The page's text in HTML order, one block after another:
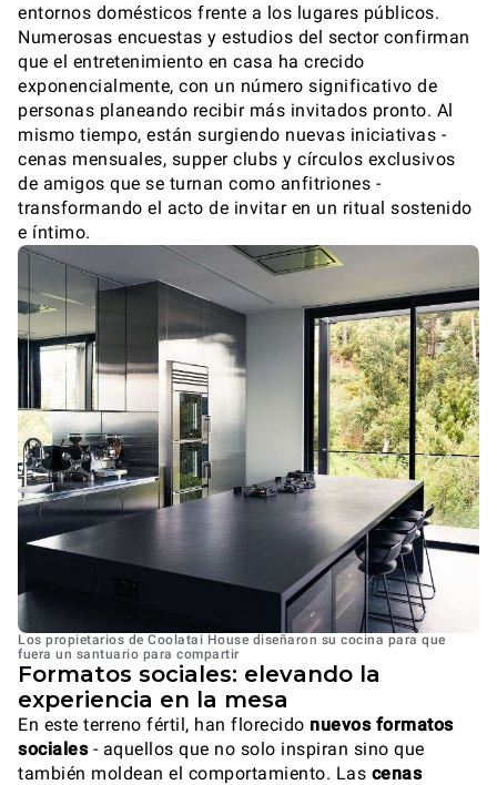
entornos domésticos frente a los lugares públicos.
Numerosas encuestas y estudios del sector confirman
que el entretenimiento en casa ha crecido
exponencialmente, con un número significativo de
personas planeando recibir más invitados pronto. Al
mismo tiempo, están surgiendo nuevas iniciativas -
cenas mensuales, supper clubs y círculos exclusivos
de amigos que se turnan como anfitriones -
transformando el acto de invitar en un ritual sostenido
e íntimo.
Los propietarios de Coolatai House diseñaron su cocina para que
fuera un santuario para compartir
Formatos sociales: elevando la
experiencia en la mesa
En este terreno fértil, han florecido nuevos formatos
sociales- aquellos que no solo inspiran sino que
también moldean el comportamiento. Las cenas